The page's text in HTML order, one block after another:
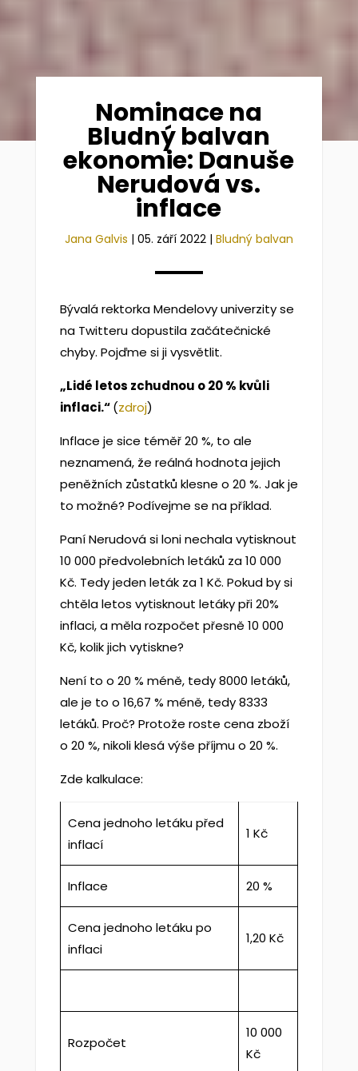
Nominace na
Bludný balvan
ekonomie: Danuše
Nerudová vs.
inflace
Jana Galvis | 05. září 2022| Bludný balvan
Bývalá rektorka Mendelovy univerzity se
na Twitteru dopustila začátečnické
chyby. Pojďme si ji vysvětlit.
„Lidé letos zchudnou o 20 % kvůli
inflaci.“(zdroj)
Inflace je sice téměř 20 %, to ale
neznamená, že reálná hodnota jejich
peněžních zůstatků klesne o 20 %. Jak je
to možné? Podívejme se na příklad.
Paní Nerudová si loni nechala vytisknout
10 000 předvolebních letáků za 10 000
Kč. Tedy jeden leták za 1 Kč. Pokud by si
chtěla letos vytisknout letáky při 20%
inflaci, a měla rozpočet přesně 10 000
Kč, kolik jich vytiskne?
Není to o 20 % méně, tedy 8000 letáků,
ale je to o 16,67 % méně, tedy 8333
letáků. Proč? Protože roste cena zboží
o 20 %, nikoli klesá výše příjmu o 20 %.
Zde kalkulace:
Cena jednoho letáku před
inflací
1 Kč
Inflace 20 %
Cena jednoho letáku po
inflaci
1,20 Kč
Rozpočet
10 000
Kč